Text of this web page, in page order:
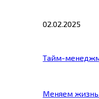
02.02.2025
Тайм-
Меняем